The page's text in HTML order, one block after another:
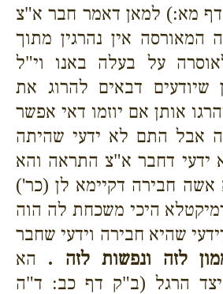
דף מא:) למאן דאמר חבר א"צ
המאורסה אין נהרגין מתוך
על בעלה באנו וי"ל
שיודעים דבאים להרוג את
אותן אם יוזמו דאי אפשר
אבל התם לא ידעי שהיתה
ידעי דחבר א"צ התראה והא
חבירה דקיימא לן (כר')
היכי משכחת לה הוה
שהיא חבירה וידעי שחבר
לזה ונפשות לזה . הא
הרגל (ב"ק דף כב: ד"ה